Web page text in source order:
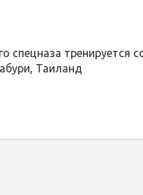
спецназа тренируется
Таиланд